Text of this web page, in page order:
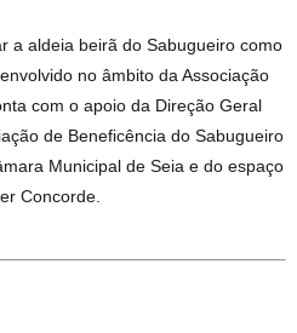
a aldeia beirã do Sabugueiro como
no âmbito da Associação
com o apoio da Direção Geral
de Beneficência do Sabugueiro
Municipal de Seia e do espaço
Concorde.